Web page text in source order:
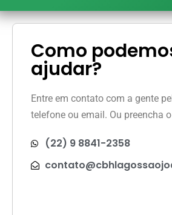
Como
ajudar?
Entre em contato com a gente
telefone ou email. Ou preencha
(22) 9 8841-2358